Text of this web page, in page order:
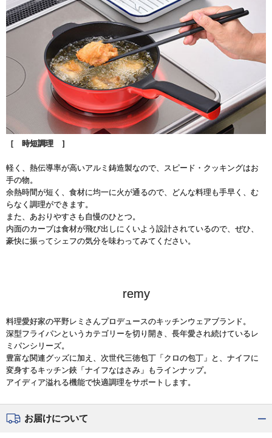
［ 時短調理 ］
軽く、熱伝導率が高いアルミ鋳造製なので、スピード・クッキングはお
手の物。
余熱時間が短く、食材に均一に火が通るので、どんな料理も手早く、む
らなく調理ができます。
また、あおりやすさも自慢のひとつ。
内面のカーブは食材が飛び出しにくいよう設計されているので、ぜひ、
豪快に振ってシェフの気分を味わってみてください。
remy
料理愛好家の平野レミさんプロデュースのキッチンウェアブランド。
深型フライパンというカテゴリーを切り開き、長年愛され続けているレ
ミパンシリーズ。
豊富な関連グッズに加え、次世代三徳包丁「クロの包丁」と、ナイフに
変身するキッチン鋏「ナイフなはさみ」もラインナップ。
アイディア溢れる機能で快適調理をサポートします。
お届けについて